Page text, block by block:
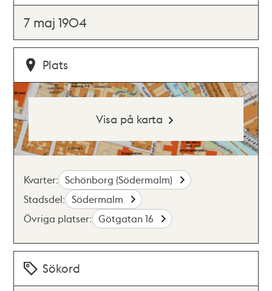
7 maj 1904
Plats
Visa på karta
Kvarter: Schönborg (Södermalm)
Stadsdel: Södermalm
Övriga platser: Götgatan 16
Sökord